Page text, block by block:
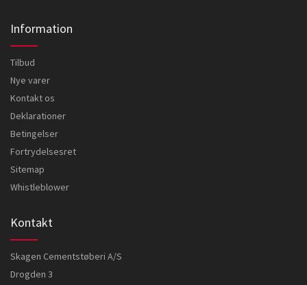
Information
Tilbud
Nye varer
Kontakt os
Deklarationer
Betingelser
Fortrydelsesret
Sitemap
Whistleblower
Kontakt
Skagen Cementstøberi A/S
Drogden 3